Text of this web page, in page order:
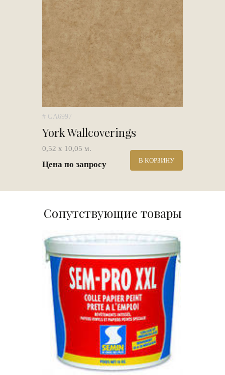
# GA6997
York Wallcoverings
0,52 х 10,05 м.
Цена по запросу В КОРЗИНУ
Сопутствующие товары